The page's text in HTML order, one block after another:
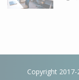
Copyright